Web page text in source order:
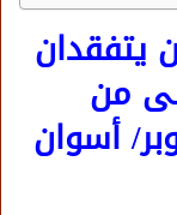
يتفقدان
من
أسوان